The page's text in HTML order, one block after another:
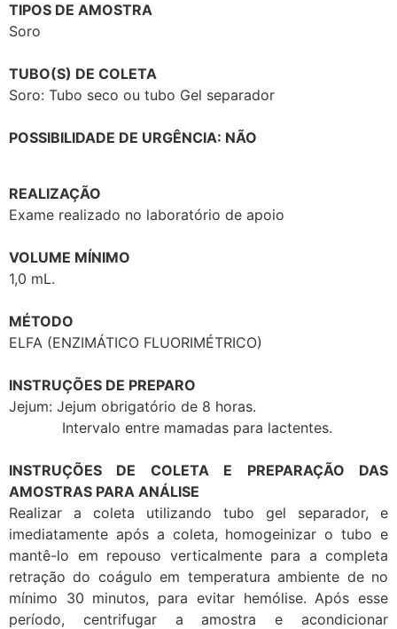
TIPOS DE AMOSTRA
Soro
TUBO(S) DE COLETA
Soro: Tubo seco ou tubo Gel separador
POSSIBILIDADE DE URGÊNCIA: NÃO
REALIZAÇÃO
Exame realizado no laboratório de apoio
VOLUME MÍNIMO
1,0 mL.
MÉTODO
ELFA (ENZIMÁTICO FLUORIMÉTRICO)
INSTRUÇÕES DE PREPARO
Jejum: Jejum obrigatório de 8 horas.
Intervalo entre mamadas para lactentes.
INSTRUÇÕES DE COLETA E PREPARAÇÃO DAS
AMOSTRAS PARA ANÁLISE
Realizar a coleta utilizando tubo gel separador, e
imediatamente após a coleta, homogeinizar o tubo e
mantê-lo em repouso verticalmente para a completa
retração do coágulo em temperatura ambiente de no
mínimo 30 minutos, para evitar hemólise. Após esse
período, centrifugar a amostra e acondicionar